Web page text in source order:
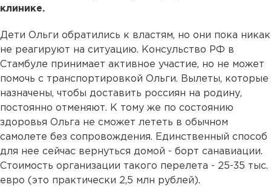
клинике.
Дети Ольги обратились к властям, но они пока никак
не реагируют на ситуацию. Консульство РФ в
Стамбуле принимает активное участие, но не может
помочь с транспортировкой Ольги. Вылеты, которые
назначены, чтобы доставить россиян на родину,
постоянно отменяют. К тому же по состоянию
здоровья Ольга не сможет лететь в обычном
самолете без сопровождения. Единственный способ
для нее сейчас вернуться домой - борт санавиации.
Стоимость организации такого перелета - 25-35 тыс.
евро (это практически 2,5 млн рублей).